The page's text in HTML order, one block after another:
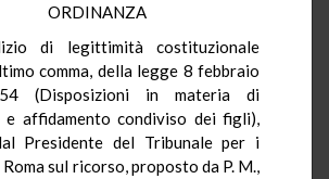
ORDINANZA
di legittimità costituzionale
comma, della legge 8 febbraio
(Disposizioni in materia di
e affidamento condiviso dei figli),
Presidente del Tribunale per i
sul ricorso, proposto da P. M.,